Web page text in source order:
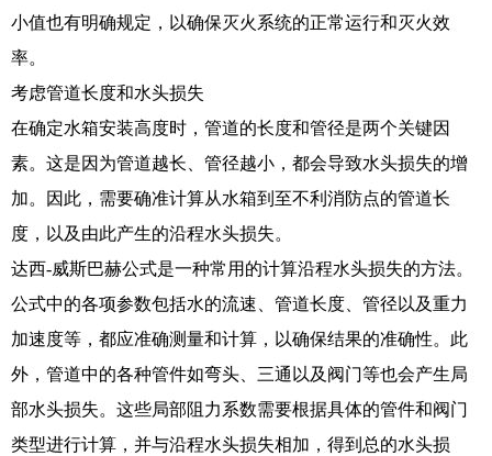
小值也有明确规定，以确保灭火系统的正常运行和灭火效
率。
考虑管道长度和水头损失
在确定水箱安装高度时，管道的长度和管径是两个关键因
素。这是因为管道越长、管径越小，都会导致水头损失的增
加。因此，需要确准计算从水箱到至不利消防点的管道长
度，以及由此产生的沿程水头损失。
达西-威斯巴赫公式是一种常用的计算沿程水头损失的方法。
公式中的各项参数包括水的流速、管道长度、管径以及重力
加速度等，都应准确测量和计算，以确保结果的准确性。此
外，管道中的各种管件如弯头、三通以及阀门等也会产生局
部水头损失。这些局部阻力系数需要根据具体的管件和阀门
类型进行计算，并与沿程水头损失相加，得到总的水头损